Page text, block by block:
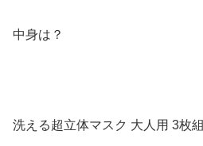
中身は？
洗える超立体マスク 大人用 3枚組